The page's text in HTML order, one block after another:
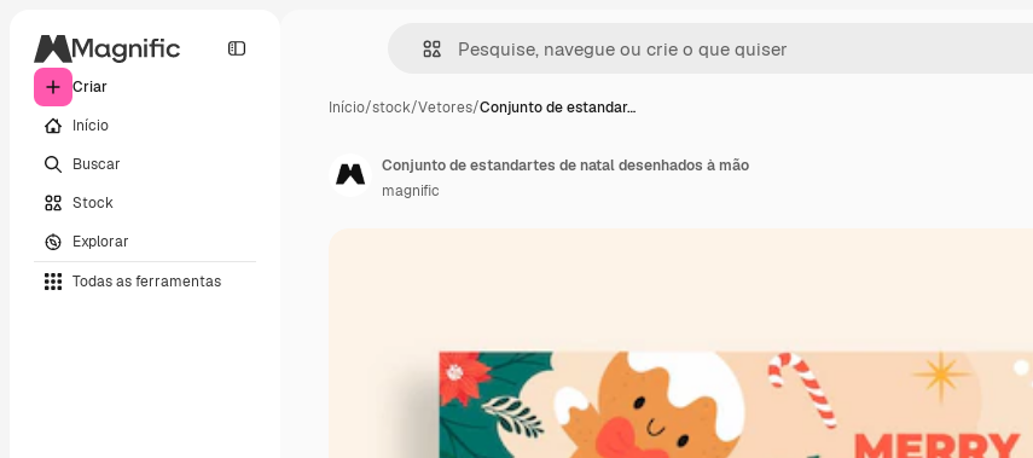
Criar
Início
Buscar
Stock
Explorar
Todas as ferramentas
Início/stock/Vetores/Conjunto de estandar…
Conjunto de estandartes de natal desenhados à mão
magnific